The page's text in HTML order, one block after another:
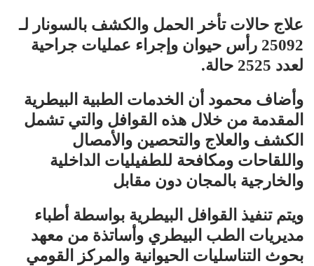
علاج حالات تأخر الحمل والكشف بالسونار لـ
25092 رأس حيوان وإجراء عمليات جراحية
لعدد 2525 حالة.
وأضاف محمود أن الخدمات الطبية البيطرية
المقدمة من خلال هذه القوافل والتي تشمل
الكشف والعلاج والتحصين والأمصال
واللقاحات ومكافحة للطفيليات الداخلية
والخارجية بالمجان دون مقابل
ويتم تنفيذ القوافل البيطرية بواسطة أطباء
مديريات الطب البيطري وأساتذة من معهد
بحوث التناسليات الحيوانية والمركز القومي